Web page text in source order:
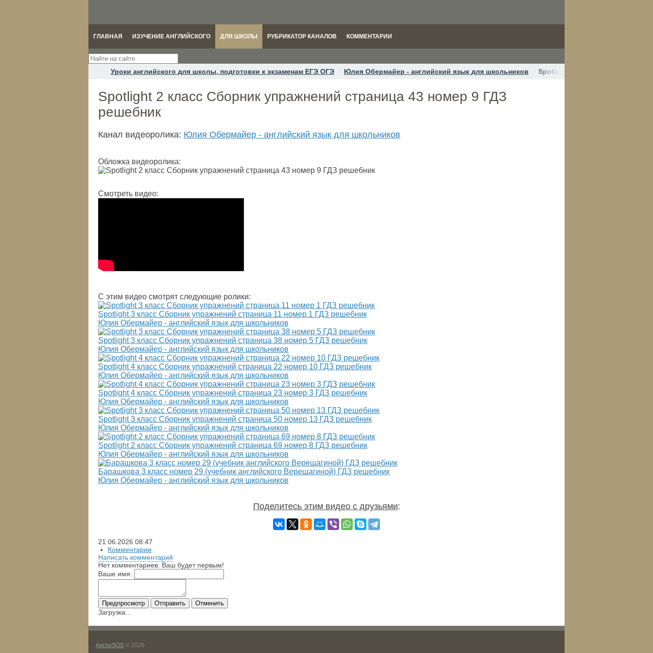
ГЛАВНАЯ ИЗУЧЕНИЕ АНГЛИЙСКОГО ДЛЯ ШКОЛЫ РУБРИКАТОР КАНАЛОВ КОММЕНТАРИИ
Уроки английского для школы, подготовки к экзаменам ЕГЭ ОГЭ Юлия Обермайер - английский язык для школьников Spotlight 2 класс Сборник
Spotlight 2 класс Сборник упражнений страница 43 номер 9 ГДЗ
решебник
Канал видеоролика: Юлия Обермайер - английский язык для школьников
Обложка видеоролика:
Смотреть видео:
С этим видео смотрят следующие ролики:
Spotlight 3 класс Сборник упражнений страница 11 номер 1 ГДЗ решебник
Юлия Обермайер - английский язык для школьников
Spotlight 3 класс Сборник упражнений страница 38 номер 5 ГДЗ решебник
Юлия Обермайер - английский язык для школьников
Spotlight 4 класс Сборник упражнений страница 22 номер 10 ГДЗ решебник
Юлия Обермайер - английский язык для школьников
Spotlight 4 класс Сборник упражнений страница 23 номер 3 ГДЗ решебник
Юлия Обермайер - английский язык для школьников
Spotlight 3 класс Сборник упражнений страница 50 номер 13 ГДЗ решебник
Юлия Обермайер - английский язык для школьников
Spotlight 2 класс Сборник упражнений страница 69 номер 8 ГДЗ решебник
Юлия Обермайер - английский язык для школьников
Барашкова 3 класс номер 29 (учебник английского Верещагиной) ГДЗ решебник
Юлия Обермайер - английский язык для школьников
Поделитесь этим видео с друзьями:
21.06.2026 08:47
Комментарии
Написать комментарий
Нет комментариев. Ваш будет первым!
Ваше имя:
Предпросмотр Отправить Отменить
Загрузка...
АнглоSOS © 2026